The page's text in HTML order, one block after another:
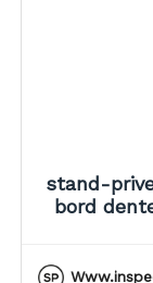
stand-
bord